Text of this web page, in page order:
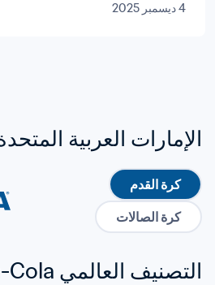
4 ديسمبر 2025
الإمارات العربية
كرة القدم
كرة الصالات
التصنيف العالمي FIFA/Coca-Cola